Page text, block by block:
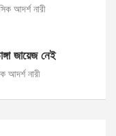
আদর্শ নারী
জায়েজ নেই
আদর্শ নারী